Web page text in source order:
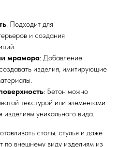
: Подходит для
и создания
мрамора: Добавление
изделия, имитирующие
: Бетон можно
текстурой или элементами
изделиям уникального вида.
столы, стулья и даже
по внешнему виду изделиям из